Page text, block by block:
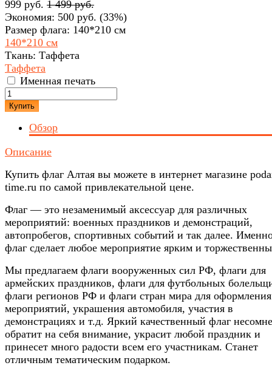
999 руб. 1 499 руб.
Экономия: 500 руб. (33%)
Размер флага: 140*210 см
140*210 см
Ткань: Таффета
Таффета
Именная печать
Купить
Обзор
Описание
Купить флаг Алтая вы можете в интернет магазине
time.ru по самой привлекательной цене.
Флаг — это незаменимый аксессуар для различных
мероприятий: военных праздников и демонстраций,
автопробегов, спортивных событий и так далее.
флаг сделает любое мероприятие ярким и
Мы предлагаем флаги вооруженных сил РФ, флаги для
армейских праздников, флаги для футбольных
флаги регионов РФ и флаги стран мира для оформления
мероприятий, украшения автомобиля, участия в
демонстрациях и т.д. Яркий качественный флаг
обратит на себя внимание, украсит любой праздник и
принесет много радости всем его участникам. Станет
отличным тематическим подарком.